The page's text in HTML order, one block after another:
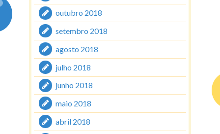
outubro 2018
setembro 2018
agosto 2018
julho 2018
junho 2018
maio 2018
abril 2018